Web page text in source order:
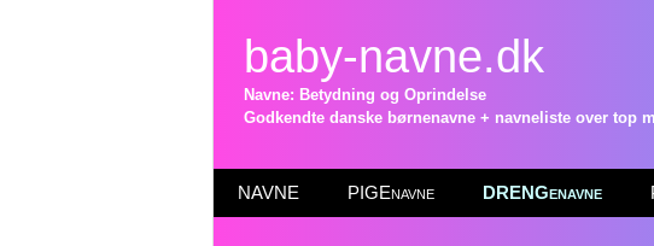
baby-navne.dk
Navne: Betydning og Oprindelse
Godkendte danske børnenavne + navneliste over top
NAVNE PIGEnavne DRENGenavne